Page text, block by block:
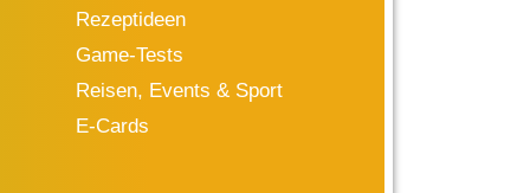
Rezeptideen
Game-Tests
Reisen, Events & Sport
E-Cards